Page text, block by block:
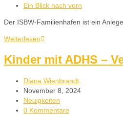
Ein Blick nach vorn
Der ISBW-Familienhafen ist ein
Weiterlesen
Kinder mit ADHS –
Diana Wienbrandt
November 8, 2024
Neuigkeiten
0 Kommentare